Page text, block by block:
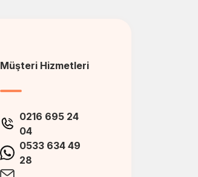
Müşteri Hizmetleri
0216 695 24
04
0533 634 49
28